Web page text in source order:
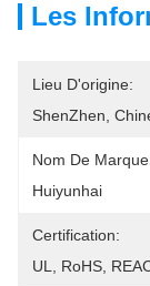
Les
Lieu D'origine:
ShenZhen,
Nom De
Huiyunhai
Certification:
UL, RoHS,